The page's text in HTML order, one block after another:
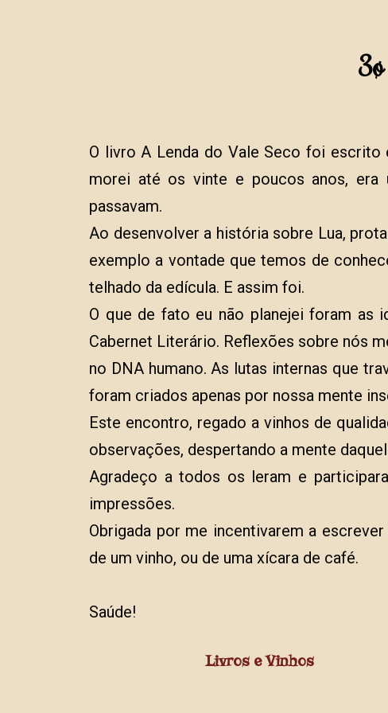
O livro A Lenda do Vale Seco foi
morei até os vinte e poucos anos, era
passavam.
Ao desenvolver a história sobre Lua,
exemplo a vontade que temos de
telhado da edícula. E assim foi.
O que de fato eu não planejei foram as
Cabernet Literário. Reflexões sobre nós
no DNA humano. As lutas internas que
foram criados apenas por nossa mente
Este encontro, regado a vinhos de
observações, despertando a mente
Agradeço a todos os leram e
impressões.
Obrigada por me incentivarem a
de um vinho, ou de uma xícara de café.
Saúde!
Livros e Vinhos